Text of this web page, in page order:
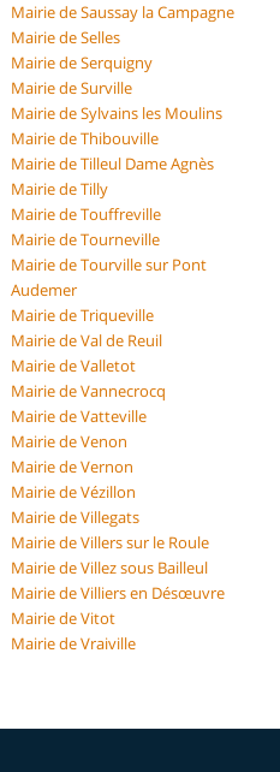
Mairie de Saussay la Campagne
Mairie de Selles
Mairie de Serquigny
Mairie de Surville
Mairie de Sylvains les Moulins
Mairie de Thibouville
Mairie de Tilleul Dame Agnès
Mairie de Tilly
Mairie de Touffreville
Mairie de Tourneville
Mairie de Tourville sur Pont
Audemer
Mairie de Triqueville
Mairie de Val de Reuil
Mairie de Valletot
Mairie de Vannecrocq
Mairie de Vatteville
Mairie de Venon
Mairie de Vernon
Mairie de Vézillon
Mairie de Villegats
Mairie de Villers sur le Roule
Mairie de Villez sous Bailleul
Mairie de Villiers en Désœuvre
Mairie de Vitot
Mairie de Vraiville